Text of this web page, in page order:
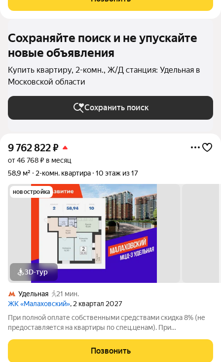
воспользоваться скидкой в
Сохраняйте поиск и не упускайте
новые объявления
Купить квартиру, 2-комн., Ж/Д станция: Удельная в
Московской области
Сохранить поиск
9 762 822₽
от 46 768 ₽ в месяц
58,9 м²
2-комн. квартира 10 этаж из 17
новостройка
3D-тур
Удельная
21 мин.
ЖК «Малаховский», 2 квартал 2027
При полной оплате собственными средствами скидка 8% (не
предоставляется на квартиры по спец.ценам). При
и до 6% по семейной ипотеке. У покупателя также есть право
воспользоваться скидкой в
Позвонить